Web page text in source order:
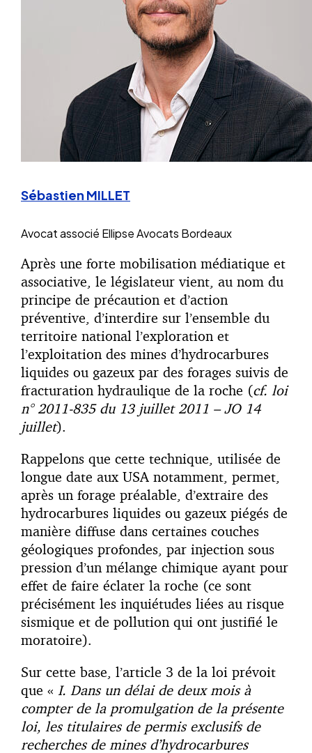
Sébastien MILLET
Avocat associé Ellipse Avocats Bordeaux
Après une forte mobilisation médiatique et
associative, le législateur vient, au nom du
principe de précaution et d’action
préventive, d’interdire sur l’ensemble du
territoire national l’exploration et
l’exploitation des mines d’hydrocarbures
liquides ou gazeux par des forages suivis de
fracturation hydraulique de la roche (cf. loi
n° 2011-835 du 13 juillet 2011 – JO 14
juillet).
Rappelons que cette technique, utilisée de
longue date aux USA notamment, permet,
après un forage préalable, d’extraire des
hydrocarbures liquides ou gazeux piégés de
manière diffuse dans certaines couches
géologiques profondes, par injection sous
pression d’un mélange chimique ayant pour
effet de faire éclater la roche (ce sont
précisément les inquiétudes liées au risque
sismique et de pollution qui ont justifié le
moratoire).
Sur cette base, l’article 3 de la loi prévoit
que « I. Dans un délai de deux mois à
compter de la promulgation de la présente
loi, les titulaires de permis exclusifs de
recherches de mines d’hydrocarbures